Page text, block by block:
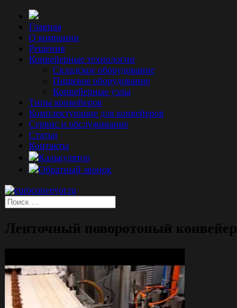
Главная
О компании
Решения
Конвейерные технологии
Складское оборудование
Пищевое оборудование
Конвейерные узлы
Типы конвейеров
Комплектующие для конвейеров
Сервис и обслуживание
Статьи
Контакты
Калькулятор
Обратный звонок
Ленточный поворотоный конвейер